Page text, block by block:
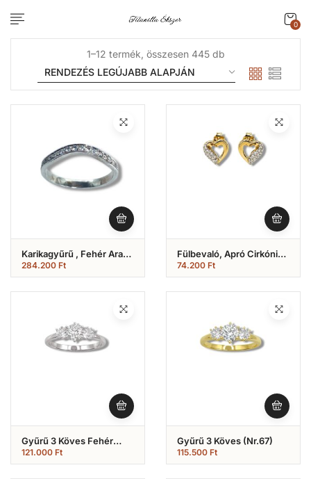
0
1–12 termék, összesen 445 db
Karikagyűrű , Fehér Arany
, Hullámos , Cirkónia
Köves Modell (Nr.40K)
284.200 Ft
Fülbevaló, Apró Cirkónia
Köves , Szíves Modell
(Nr.11)
74.200 Ft
Gyűrű 3 Köves Fehér
Arany (Nr.68)
121.000 Ft
Gyűrű 3 Köves (Nr.67)
115.500 Ft